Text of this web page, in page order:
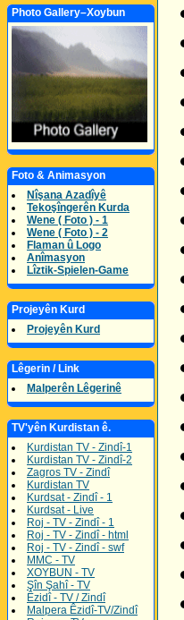
Photo Gallery–Xoybun
Foto & Animasyon
Nîşana Azadîyê
Tekoşîngerên Kurda
Wene ( Foto ) - 1
Wene ( Foto ) - 2
Flaman û Logo
Anîmasyon
Lîztik-Spielen-Game
Projeyên Kurd
Projeyên Kurd
Lêgerin / Link
Malperên Lêgerinê
TV'yên Kurdistan ê.
Kurdistan TV - Zindî-1
Kurdistan TV - Zindî-2
Zagros TV - Zindî
Kurdistan TV
Kurdsat - Zindî - 1
Kurdsat - Live
Roj - TV - Zindî - 1
Roj - TV - Zindî - html
Roj - TV - Zindî - swf
MMC - TV
XOYBUN - TV
Şîn Şahî - TV
Êzidî - TV / Zindî
Malpera Êzidî-TV/Zindî